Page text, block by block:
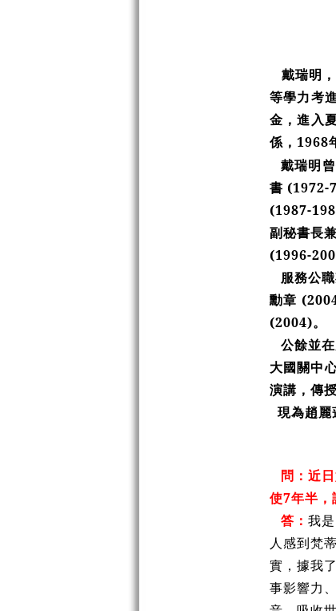
戴瑞明
等學力考
金，進入
係，1968
戴瑞明
書 (1972-
(1987-
副秘書長
(1996-
服務公
勳章
(2004)。
公餘並
大國關中
演講，傳
現為趙麗
問：近
使7年半，
答：我
人感到梵
實，據我
事影響力